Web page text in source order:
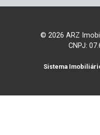
© 2026 ARZ
CNPJ:
Sistema